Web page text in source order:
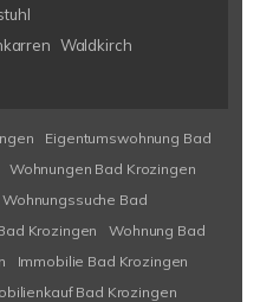
Waldkirch
Eigentumswohnung Bad
Wohnungen Bad Krozingen
Wohnungssuche Bad
Krozingen
Wohnung Bad
Immobilie Bad Krozingen
Bad Krozingen